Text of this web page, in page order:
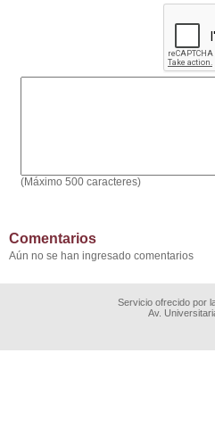
(Máximo 500 caracteres)
Comentarios
Aún no se han ingresado comentarios
Servicio ofrecido por
Av.